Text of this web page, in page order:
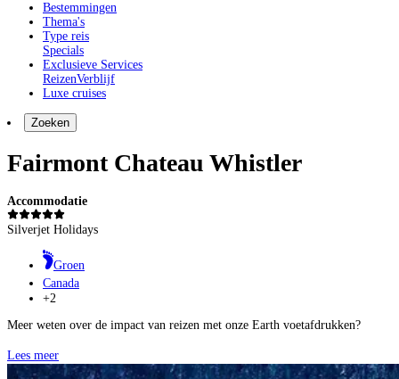
Bestemmingen
Thema's
Type reis
Specials
Exclusieve Services
ReizenVerblijf
Luxe cruises
Zoeken
Fairmont Chateau Whistler
Accommodatie
Silverjet Holidays
Groen
Canada
+2
Meer weten over de impact van reizen met onze Earth voetafdrukken?
Lees meer